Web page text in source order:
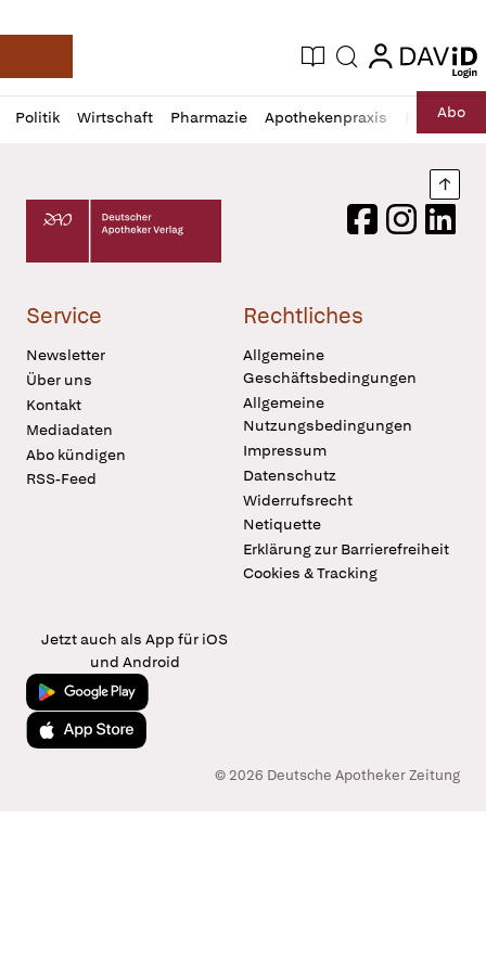
Deutsche Apotheker Zeitung
Aktuelle Ausgabe
Suche login
login
Politik Wirtschaft Pharmazie Apothekenpraxis RechtAbo
Profil
öffnen
Daz
Pur
Deutscher Apotheker Verlag Logo
FacebookInstagram
Service
Newsletter
Über uns
Kontakt
Mediadaten
Abo kündigen
RSS-Feed
Rechtliches
Allgemeine
Geschäftsbedingungen
Allgemeine
Nutzungsbedingungen
Impressum
Datenschutz
Widerrufsrecht
Netiquette
Erklärung zur Barrierefreiheit
Cookies & Tracking
Jetzt auch als App für iOS
und Android
Jetzt bei Google Play
Laden im App Store
© 2026 Deutsche Apotheker Zeitung